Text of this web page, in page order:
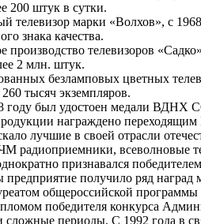
200 штук в сутки.
телевизор марки «Волхов», с
знака качества.
производство телевизоров
2 млн. штук.
безламповых цветных
тысяч экземпляров.
был удостоен медали ВДНХ
награждено
лучшие в своей отрасли
радиоприемники, всеволновые
признавался
получило ряд наград
общероссийской
победителя конкурса
периоды. С 1992 года в